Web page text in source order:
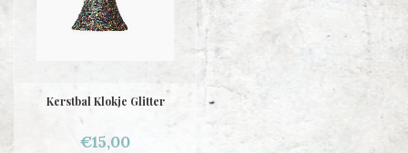
Kerstbal Klokje Glitter
€15,00